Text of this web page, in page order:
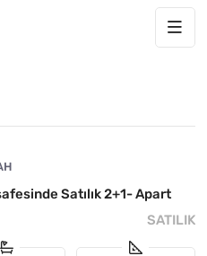
Satılık 2+1- Apart
SATILIK